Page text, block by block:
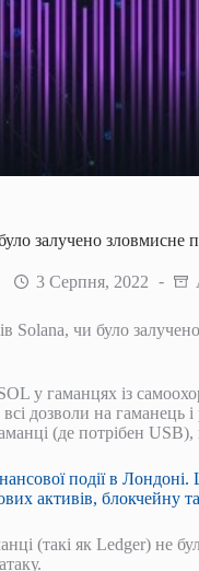
залучено зловмисне
3 Серпня, 2022
Solana, чи було
у гаманцях із
дозволи на гаманець
(де потрібен
події в
активів, блокчейну
(такі як Ledger) не